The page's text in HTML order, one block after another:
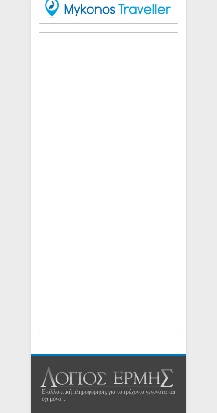
Εναλλακτική πληροφόρηση, για τα τρέχοντα γεγονότα και
όχι μόνο...